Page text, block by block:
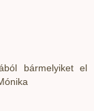
bármelyiket el